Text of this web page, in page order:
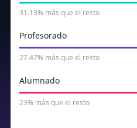
31.13% más que el resto
Profesorado
27.47% más que el resto
Alumnado
23% más que el resto